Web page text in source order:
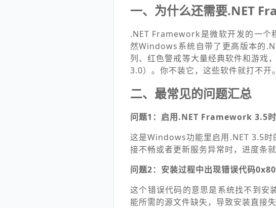
一、为什么还需要.NET
.NET Framework是微软开发的一个
然Windows系统自带了更高版本的
列、红色警戒等大量经典软件和游
3.0）。你不装它，这些软件就打不开。
二、最常见的问题汇总
问题1：启用.NET Framework 3.5时
这是Windows功能里启用.NET 3.5
接不畅或者更新服务异常时，进度条
问题2：安装过程中出现错误代码
这个错误代码的意思是系统找不到
能所需的源文件缺失，导致安装直接失